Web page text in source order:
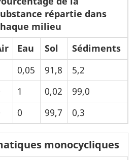
répartie dans
milieu
Eau Sol
Sédiments
0,05 91,8
5,2
1 0,02
99,0
0 99,7 0,3
monocycliques